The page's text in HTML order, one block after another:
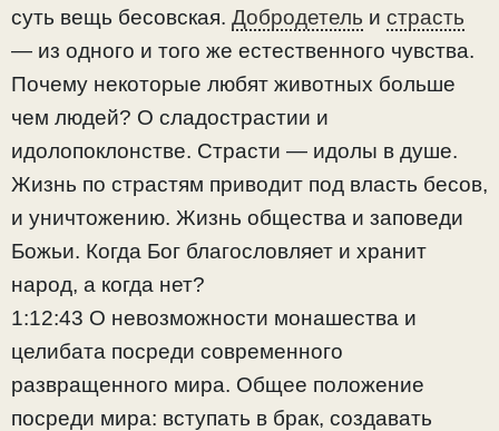
суть вещь бесовская. Добродетель и страсть
— из одного и того же естественного чувства.
Почему некоторые любят животных больше
чем людей? О сладострастии и
идолопоклонстве. Страсти — идолы в душе.
Жизнь по страстям приводит под власть бесов,
и уничтожению. Жизнь общества и заповеди
Божьи. Когда Бог благословляет и хранит
народ, а когда нет?
1:12:43 О невозможности монашества и
целибата посреди современного
развращенного мира. Общее положение
посреди мира: вступать в брак, создавать